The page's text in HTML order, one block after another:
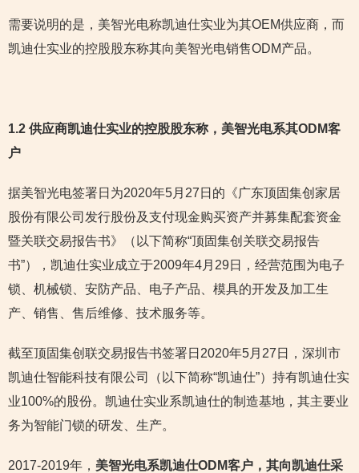
需要说明的是，美智光电称凯迪仕实业为其OEM供应商，而
凯迪仕实业的控股股东称其向美智光电销售ODM产品。
1.2 供应商凯迪仕实业的控股股东称，美智光电系其ODM客
户
据美智光电签署日为2020年5月27日的《广东顶固集创家居
股份有限公司发行股份及支付现金购买资产并募集配套资金
暨关联交易报告书》（以下简称“顶固集创关联交易报告
书”），凯迪仕实业成立于2009年4月29日，经营范围为电子
锁、机械锁、安防产品、电子产品、模具的开发及加工生
产、销售、售后维修、技术服务等。
截至顶固集创联交易报告书签署日2020年5月27日，深圳市
凯迪仕智能科技有限公司（以下简称“凯迪仕”）持有凯迪仕实
业100%的股份。凯迪仕实业系凯迪仕的制造基地，其主要业
务为智能门锁的研发、生产。
2017-2019年， 美智光电系凯迪仕ODM客户，其向凯迪仕采